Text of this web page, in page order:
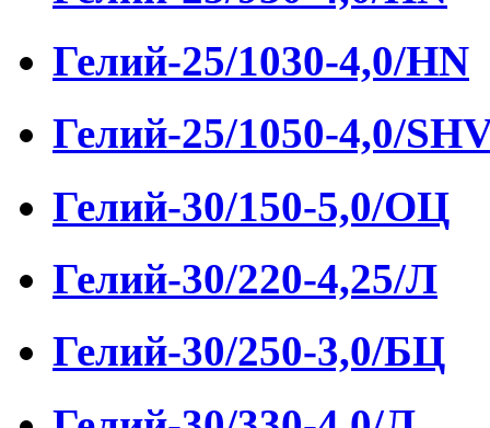
Гелий-25/1030-4,0/HN
Гелий-25/1050-4,0/
Гелий-30/150-5,0/ОЦ
Гелий-30/220-4,25/Л
Гелий-30/250-3,0/БЦ